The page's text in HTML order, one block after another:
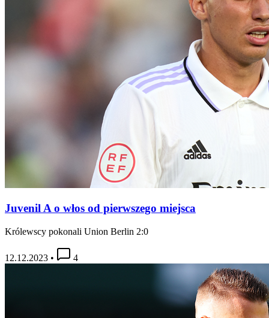
Juvenil A o włos od pierwszego miejsca
Królewscy pokonali Union Berlin 2:0
12.12.2023 • 4